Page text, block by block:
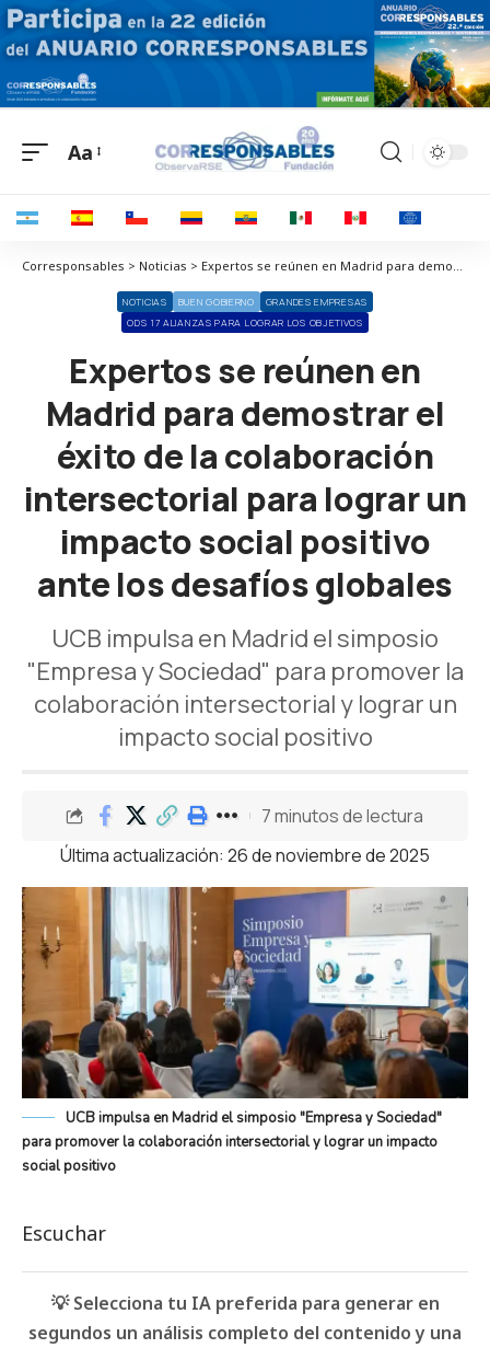
Aa
Corresponsables > Noticias > Expertos se reúnen en Madrid para demostrar el éxito de la colaboración intersectorial para lograr un impacto social positivo ante los desafíos globales
NOTICIAS BUEN GOBIERNO
GRANDES EMPRESAS
ODS 17 ALIANZAS PARA LOGRAR LOS OBJETIVOS
Expertos se reúnen en
Madrid para demostrar el
éxito de la colaboración
intersectorial para lograr un
impacto social positivo
ante los desafíos globales
UCB impulsa en Madrid el simposio
"Empresa y Sociedad" para promover la
colaboración intersectorial y lograr un
impacto social positivo
Última actualización: 26 de noviembre de 2025
7 minutos de lectura
UCB impulsa en Madrid el simposio "Empresa y Sociedad"
para promover la colaboración intersectorial y lograr un impacto
social positivo
Escuchar
💡 Selecciona tu IA preferida para generar en
segundos un análisis completo del contenido y una